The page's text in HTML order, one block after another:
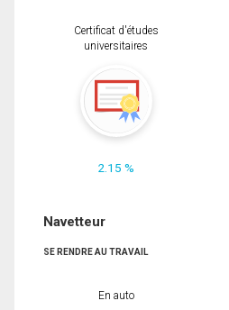
Certificat d'études
universitaires
2.15 %
Navetteur
SE RENDRE AU TRAVAIL
En auto